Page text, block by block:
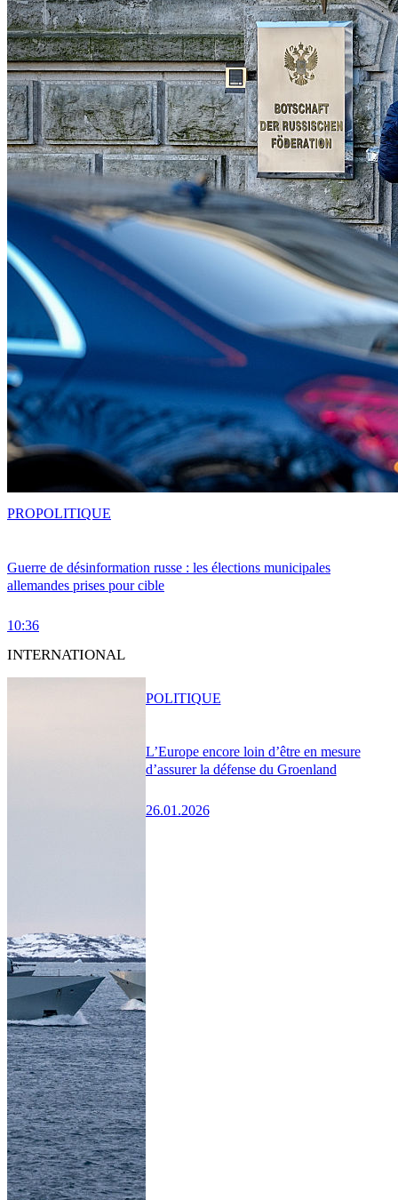
Guerre de désinformation russe : les élections municipales
allemandes prises pour cible
10:36
PROPOLITIQUE
INTERNATIONAL
L’Europe encore loin d’être en mesure
d’assurer la défense du Groenland
26.01.2026
POLITIQUE